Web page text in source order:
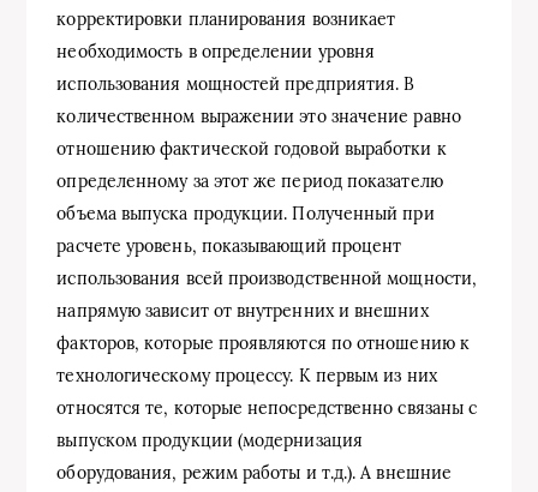
корректировки планирования возникает
необходимость в определении уровня
использования мощностей предприятия. В
количественном выражении это значение равно
отношению фактической годовой выработки к
определенному за этот же период показателю
объема выпуска продукции. Полученный при
расчете уровень, показывающий процент
использования всей производственной мощности,
напрямую зависит от внутренних и внешних
факторов, которые проявляются по отношению к
технологическому процессу. К первым из них
относятся те, которые непосредственно связаны с
выпуском продукции (модернизация
оборудования, режим работы и т.д.). А внешние